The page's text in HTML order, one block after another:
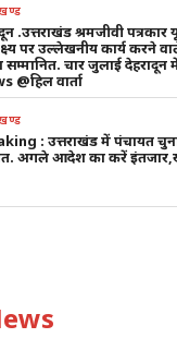
.उत्तराखंड श्रमजीवी
पर उल्लेखनीय कार्य करने
सम्मानित. चार जुलाई देहरादून
@हिल वार्ता
: उत्तराखंड में पंचायत
अगले आदेश का करें